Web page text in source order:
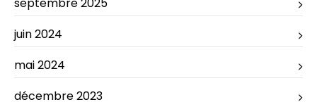
juin 2024
mai 2024
décembre 2023